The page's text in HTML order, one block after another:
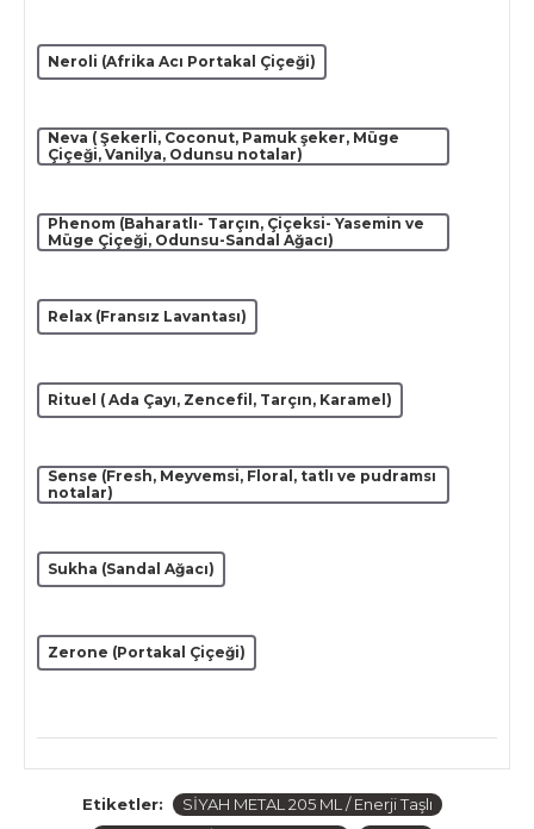
Neroli (Afrika Acı Portakal Çiçeği)
Neva ( Şekerli, Coconut, Pamuk şeker, Müge
Çiçeği, Vanilya, Odunsu notalar)
Phenom (Baharatlı- Tarçın, Çiçeksi- Yasemin ve
Müge Çiçeği, Odunsu-Sandal Ağacı)
Relax (Fransız Lavantası)
Rituel ( Ada Çayı, Zencefil, Tarçın, Karamel)
Sense (Fresh, Meyvemsi, Floral, tatlı ve pudramsı
notalar)
Sukha (Sandal Ağacı)
Zerone (Portakal Çiçeği)
Etiketler:
SİYAH METAL 205 ML / Enerji Taşlı